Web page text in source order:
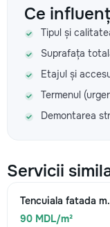
Ce
Tipul și
Suprafața
Etajul și
Termenul
Demontarea
Servicii
Tencuiala fatada
90 MDL/m²